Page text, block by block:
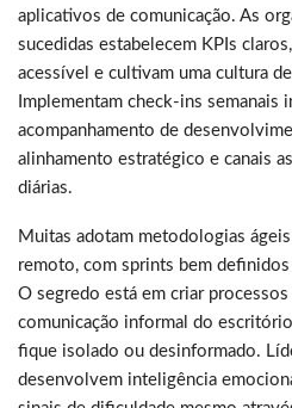
aplicativos de comunicação. As
sucedidas estabelecem KPIs
acessível e cultivam uma cultura
Implementam check-ins semanais
acompanhamento de
alinhamento estratégico e canais
diárias.
Muitas adotam metodologias
remoto, com sprints bem
O segredo está em criar
comunicação informal do
fique isolado ou desinformado.
desenvolvem inteligência